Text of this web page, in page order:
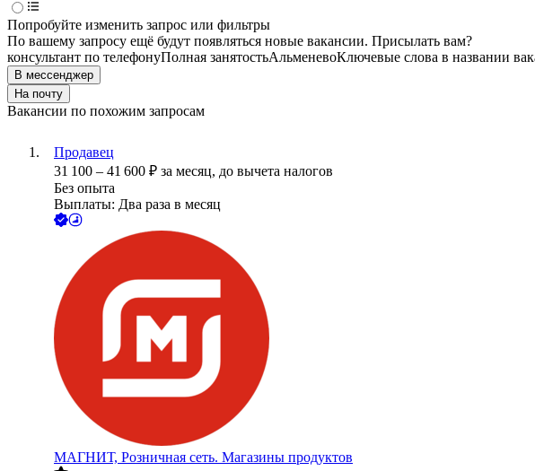
Попробуйте изменить запрос или фильтры
По вашему запросу ещё будут появляться новые вакансии. Присылать вам?
консультант по телефонуПолная занятостьАльменевоКлючевые слова в названии
В мессенджер
На почту
Вакансии по похожим запросам
Продавец
31 100 – 41 600 ₽ за месяц, до вычета налогов
Без опыта
Выплаты: Два раза в месяц
МАГНИТ, Розничная сеть. Магазины продуктов